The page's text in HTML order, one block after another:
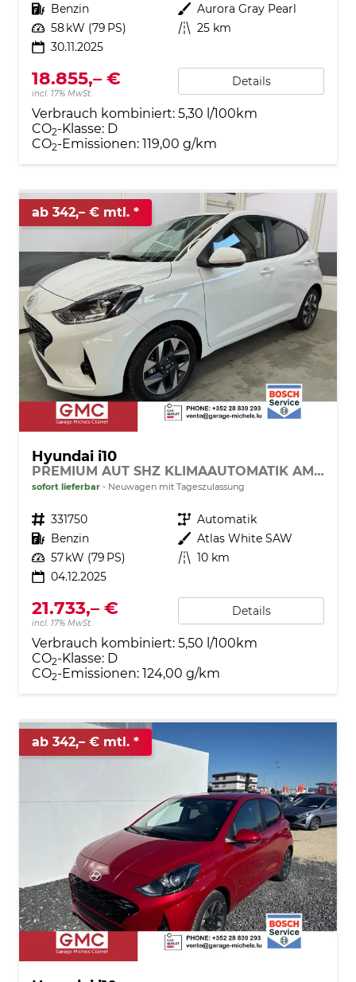
Kraftstoff Benzin Außenfarbe Aurora Gray Pearl
Leistung 58 kW (79 PS) Kilometerstand 25 km
30.11.2025
18.855,– €
incl. 17% MwSt.
Details
Verbrauch kombiniert: 5,30 l/100km
CO2-Klasse: D
CO2-Emissionen: 119,00 g/km
ab 342,– € mtl.
Hyundai i10
PREMIUM AUT SHZ KLIMAAUTOMATIK AMBIENTE ALU RFK PDC NAVI
sofort lieferbar Neuwagen mit Tageszulassung
Fahrzeugnr. 331750 Getriebe Automatik
Kraftstoff Benzin Außenfarbe Atlas White SAW
Leistung 57 kW (79 PS) Kilometerstand 10 km
04.12.2025
21.733,– €
incl. 17% MwSt.
Details
Verbrauch kombiniert: 5,50 l/100km
CO2-Klasse: D
CO2-Emissionen: 124,00 g/km
ab 342,– € mtl.